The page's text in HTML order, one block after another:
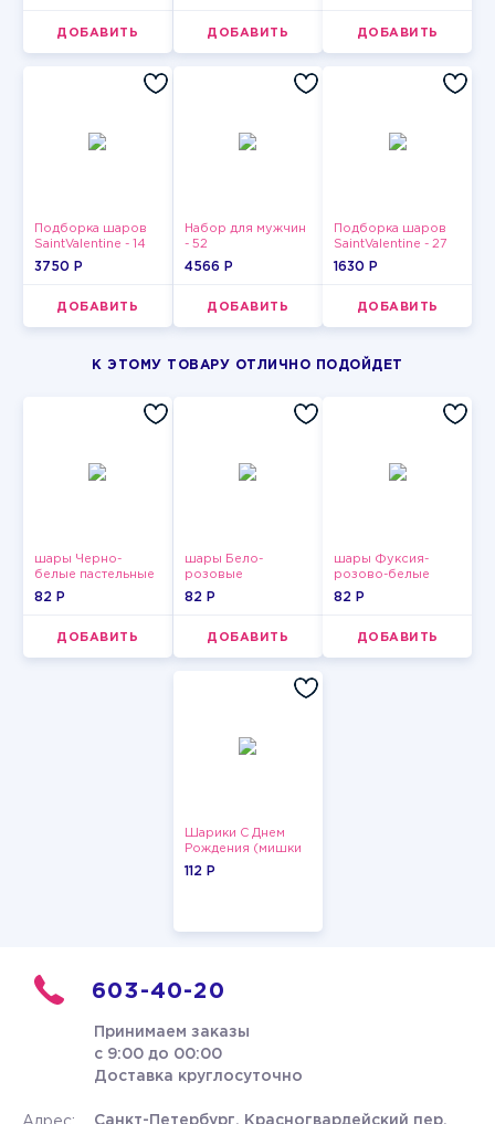
ДОБАВИТЬ ДОБАВИТЬ ДОБАВИТЬ
Подборка шаров
SaintValentine - 14
3750 P
ДОБАВИТЬ
Набор для мужчин
- 52
4566 P
ДОБАВИТЬ
Подборка шаров
SaintValentine - 27
1630 P
ДОБАВИТЬ
К ЭТОМУ ТОВАРУ ОТЛИЧНО ПОДОЙДЕТ
шары Черно-
белые пастельные
82 P
ДОБАВИТЬ
шары Бело-
розовые
пастельные
82 P
ДОБАВИТЬ
шары Фуксия-
розово-белые
пастельные
82 P
ДОБАВИТЬ
Шарики С Днем
Рождения (мишки
и тортики)
112 P
603-40-20
Принимаем заказы
с 9:00 до 00:00
Доставка круглосуточно
Санкт-Петербург, Красногвардейский пер.